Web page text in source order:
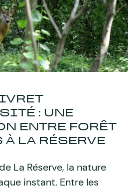
: UNE
ENTRE FORÊT
À LA RÉSERVE
La Réserve, la nature
instant. Entre les